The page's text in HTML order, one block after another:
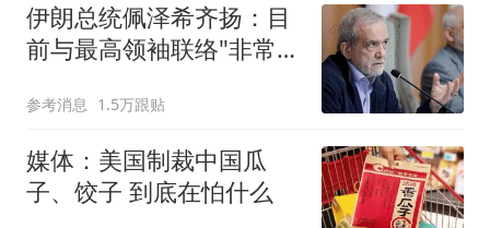
伊朗总统佩泽希齐扬：目
前与最高领袖联络"非常困
参考消息 1.5万跟贴
媒体：美国制裁中国瓜
子、饺子 到底在怕什么